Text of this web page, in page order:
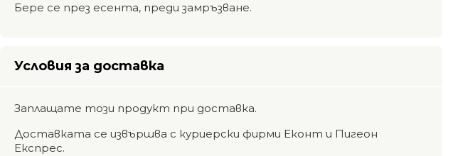
Бере се през есента, преди замръзване.
Условия за доставка
Заплащате този продукт при доставка.
Доставката се извършва с куриерски фирми Еконт и Пигеон
Експрес.